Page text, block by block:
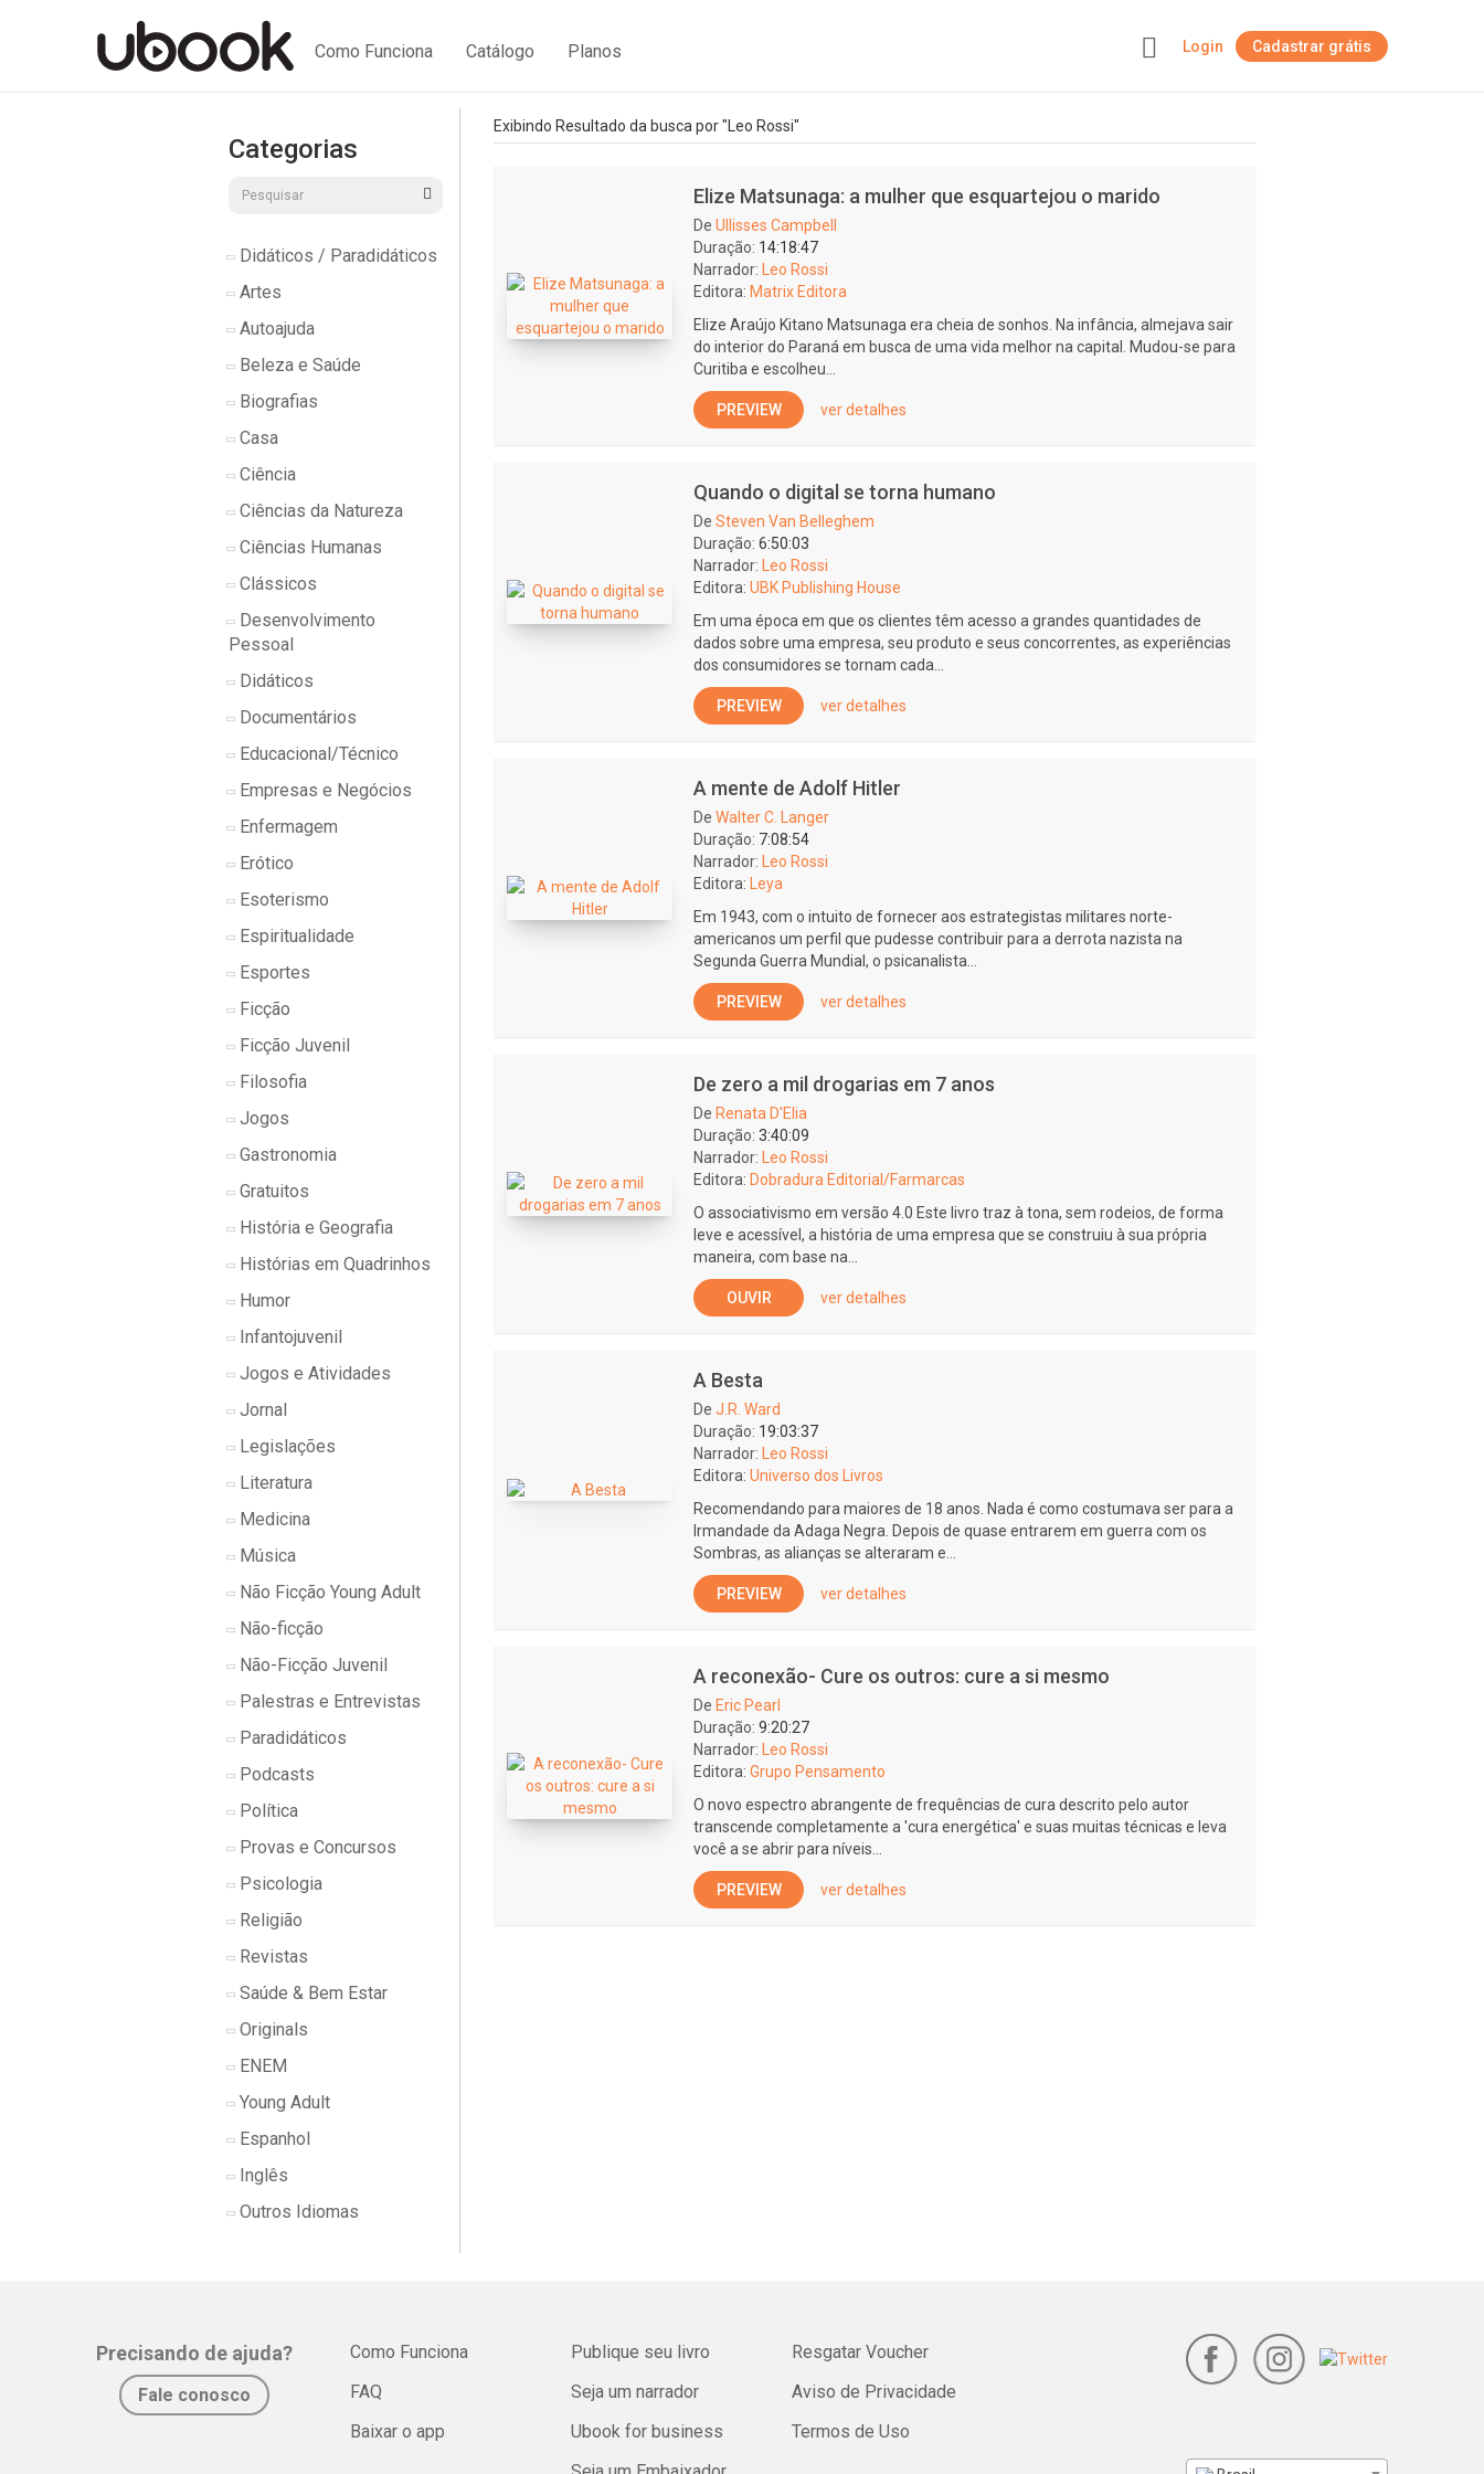
Como Funciona Catálogo Planos Login Cadastrar grátis
Categorias
Didáticos / Paradidáticos
Artes
Autoajuda
Beleza e Saúde
Biografias
Casa
Ciência
Ciências da Natureza
Ciências Humanas
Clássicos
Desenvolvimento
Pessoal
Didáticos
Documentários
Educacional/Técnico
Empresas e Negócios
Enfermagem
Erótico
Esoterismo
Espiritualidade
Esportes
Ficção
Ficção Juvenil
Filosofia
Jogos
Gastronomia
Gratuitos
História e Geografia
Histórias em Quadrinhos
Humor
Infantojuvenil
Jogos e Atividades
Jornal
Legislações
Literatura
Medicina
Música
Não Ficção Young Adult
Não-ficção
Não-Ficção Juvenil
Palestras e Entrevistas
Paradidáticos
Podcasts
Política
Provas e Concursos
Psicologia
Religião
Revistas
Saúde & Bem Estar
Originals
ENEM
Young Adult
Espanhol
Inglês
Outros Idiomas
Exibindo Resultado da busca por "Leo Rossi"
Elize Matsunaga: a mulher que esquartejou o marido
De Ullisses Campbell
Duração: 14:18:47
Narrador:
Leo Rossi
Editora: Matrix Editora
Elize Araújo Kitano Matsunaga era cheia de sonhos. Na infância, almejava sair
do interior do Paraná em busca de uma vida melhor na capital. Mudou-se para
Curitiba e escolheu...
PREVIEW ver detalhes
Quando o digital se torna humano
De Steven Van Belleghem
Duração: 6:50:03
Narrador:
Leo Rossi
Editora: UBK Publishing House
Em uma época em que os clientes têm acesso a grandes quantidades de
dados sobre uma empresa, seu produto e seus concorrentes, as experiências
dos consumidores se tornam cada...
PREVIEW ver detalhes
A mente de Adolf Hitler
De Walter C. Langer
Duração: 7:08:54
Narrador:
Leo Rossi
Editora:
Leya
Em 1943, com o intuito de fornecer aos estrategistas militares norte-
americanos um perfil que pudesse contribuir para a derrota nazista na
Segunda Guerra Mundial, o psicanalista...
PREVIEW ver detalhes
De zero a mil drogarias em 7 anos
De Renata D'Elia
Duração: 3:40:09
Narrador:
Leo Rossi
Editora: Dobradura Editorial/Farmarcas
O associativismo em versão 4.0 Este livro traz à tona, sem rodeios, de forma
leve e acessível, a história de uma empresa que se construiu à sua própria
maneira, com base na...
OUVIR ver detalhes
A Besta
De J.R. Ward
Duração: 19:03:37
Narrador:
Leo Rossi
Editora: Universo dos Livros
Recomendando para maiores de 18 anos. Nada é como costumava ser para a
Irmandade da Adaga Negra. Depois de quase entrarem em guerra com os
Sombras, as alianças se alteraram e...
PREVIEW ver detalhes
A reconexão- Cure os outros: cure a si mesmo
De Eric Pearl
Duração: 9:20:27
Narrador:
Leo Rossi
Editora: Grupo Pensamento
O novo espectro abrangente de frequências de cura descrito pelo autor
transcende completamente a 'cura energética' e suas muitas técnicas e leva
você a se abrir para níveis...
PREVIEW ver detalhes
Precisando de ajuda?
Fale conosco
Como Funciona
FAQ
Baixar o app
Publique seu livro
Seja um narrador
Ubook for business
Resgatar Voucher
Aviso de Privacidade
Termos de Uso